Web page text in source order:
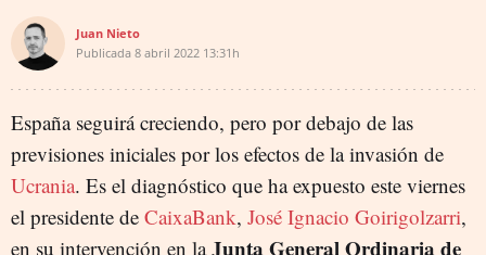
Juan Nieto
Publicada 8 abril 2022 13:31h
España seguirá creciendo, pero por debajo de las
previsiones iniciales por los efectos de la invasión de
Ucrania. Es el diagnóstico que ha expuesto este viernes
el presidente de CaixaBank, José Ignacio Goirigolzarri,
en su intervención en laJunta General Ordinaria de